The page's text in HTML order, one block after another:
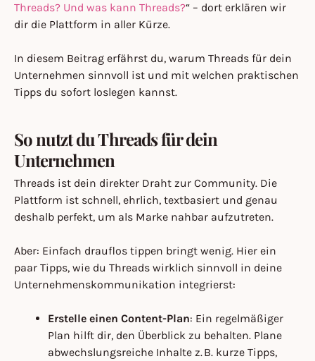
Threads? Und was kann Threads?“ – dort erklären wir
dir die Plattform in aller Kürze.
In diesem Beitrag erfährst du, warum Threads für dein
Unternehmen sinnvoll ist und mit welchen praktischen
Tipps du sofort loslegen kannst.
So nutzt du Threads für dein
Unternehmen
Threads ist dein direkter Draht zur Community. Die
Plattform ist schnell, ehrlich, textbasiert und genau
deshalb perfekt, um als Marke nahbar aufzutreten.
Aber: Einfach drauflos tippen bringt wenig. Hier ein
paar Tipps, wie du Threads wirklich sinnvoll in deine
Unternehmenskommunikation integrierst:
Erstelle einen Content-Plan: Ein regelmäßiger
Plan hilft dir, den Überblick zu behalten. Plane
abwechslungsreiche Inhalte z. B. kurze Tipps,